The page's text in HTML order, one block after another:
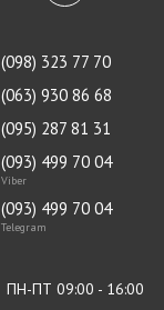
(098) 323 77 70
(063) 930 86 68
(095) 287 81 31
(093) 499 70 04
Viber
(093) 499 70 04
Telegram
ПН-ПТ 09:00 - 16:00